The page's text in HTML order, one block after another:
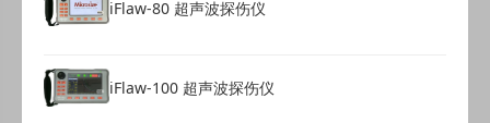
316校准夹 1
触控笔
1
iFlaw-80 超声波探伤仪
iFlaw-100 超声波探伤仪